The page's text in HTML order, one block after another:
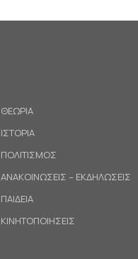
ΘΕΩΡΙΑ
ΙΣΤΟΡΙΑ
ΠΟΛΙΤΙΣΜΟΣ
ΑΝΑΚΟΙΝΩΣΕΙΣ – ΕΚΔΗΛΩΣΕΙΣ
ΠΑΙΔΕΙΑ
ΚΙΝΗΤΟΠΟΙΗΣΕΙΣ